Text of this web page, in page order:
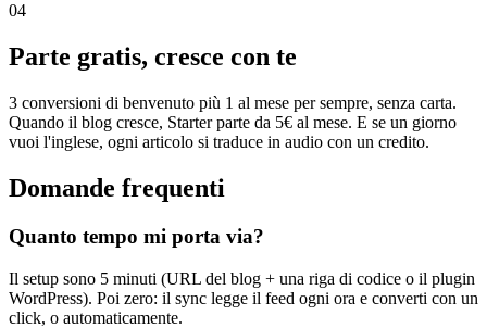
04
Parte gratis, cresce con te
3 conversioni di benvenuto più 1 al mese per sempre, senza carta.
Quando il blog cresce, Starter parte da 5€ al mese. E se un giorno
vuoi l'inglese, ogni articolo si traduce in audio con un credito.
Domande frequenti
Quanto tempo mi porta via?
Il setup sono 5 minuti (URL del blog + una riga di codice o il plugin
WordPress). Poi zero: il sync legge il feed ogni ora e converti con un
click, o automaticamente.